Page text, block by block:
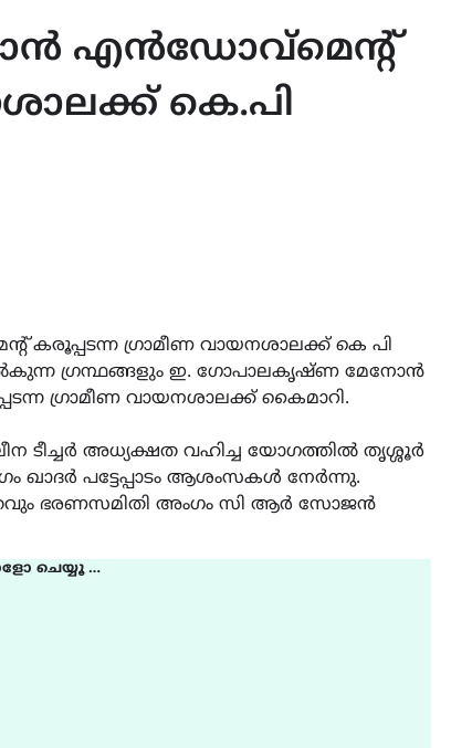
എൻഡോവ്മെൻ്റ്
കെ.പി
ഗ്രാമീണ വായനശാലക്ക് കെ പി
നൽകുന്ന ഗ്രന്ഥങ്ങളും ഇ. ഗോപാലകൃഷ്ണ മേനോൻ
ഗ്രാമീണ വായനശാലക്ക് കൈമാറി.
ടീച്ചർ അധ്യക്ഷത വഹിച്ച യോഗത്തിൽ തൃശ്ശൂർ
ഖാദർ പട്ടേപ്പാടം ആശംസകൾ നേർന്നു.
ഭരണസമിതി അംഗം സി ആർ സോജൻ
ചെയ്യൂ …